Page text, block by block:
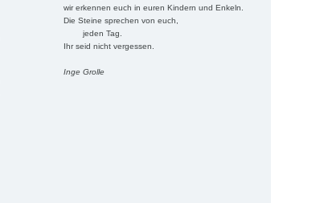
wir erkennen euch in euren Kindern und Enkeln.
Die Steine sprechen von euch,
jeden Tag.
Ihr seid nicht vergessen.
Inge Grolle